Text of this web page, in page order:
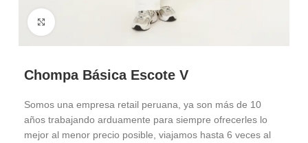
Haga Click para agrandar
Chompa Básica Escote V
Somos una empresa retail peruana, ya son más de 10
años trabajando arduamente para siempre ofrecerles lo
mejor al menor precio posible, viajamos hasta 6 veces al